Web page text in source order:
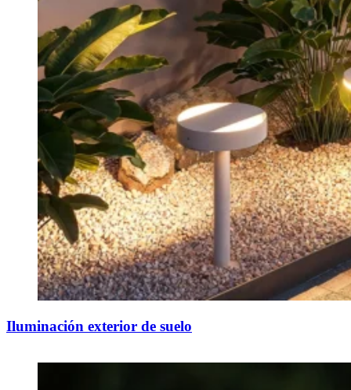
Iluminación exterior de suelo